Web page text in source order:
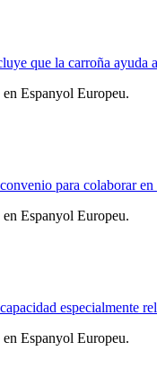
que la carroña ayuda
en Espanyol Europeu.
para colaborar
en Espanyol Europeu.
en Espanyol Europeu.